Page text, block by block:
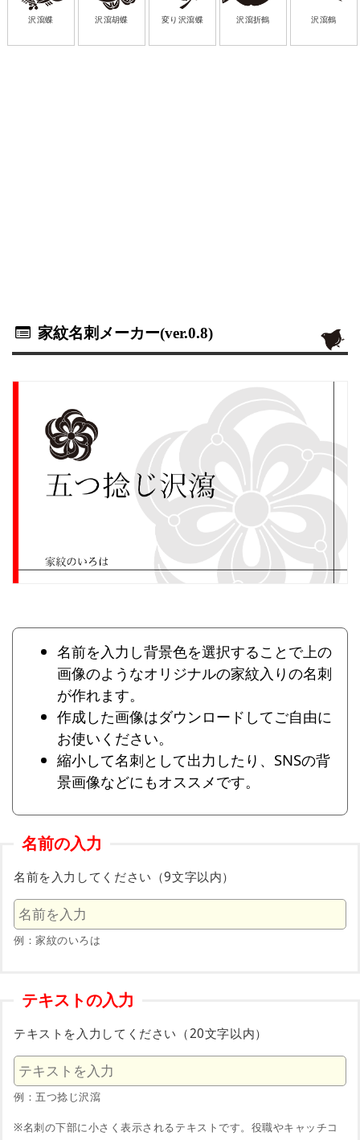
沢瀉蝶 沢瀉胡蝶 変り沢瀉蝶 沢瀉折鶴 沢瀉鶴
家紋名刺メーカー(ver.0.8)
名前を入力し背景色を選択することで上の
画像のようなオリジナルの家紋入りの名刺
が作れます。
作成した画像はダウンロードしてご自由に
お使いください。
縮小して名刺として出力したり、SNSの背
景画像などにもオススメです。
名前の入力
名前を入力してください（9文字以内）
例：家紋のいろは
テキストの入力
テキストを入力してください（20文字以内）
例：五つ捻じ沢瀉
※名刺の下部に小さく表示されるテキストです。役職やキャッチコ